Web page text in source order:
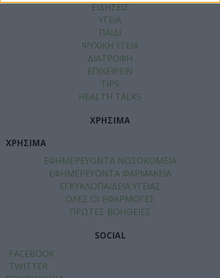
ΕΙΔΗΣΕΙΣ
ΥΓΕΙΑ
ΠΑΙΔΙ
ΨΥΧΙΚΗ ΥΓΕΙΑ
ΔΙΑΤΡΟΦΗ
ΕΠΙΧΕΙΡΕΙΝ
TIPS
HEALTH TALKS
ΧΡΗΣΙΜΑ
ΧΡΗΣΙΜΑ
ΕΦΗΜΕΡΕΥΟΝΤΑ ΝΟΣΟΚΟΜΕΙΑ
ΕΦΗΜΕΡΕΥΟΝΤΑ ΦΑΡΜΑΚΕΙΑ
ΕΓΚΥΚΛΟΠΑΙΔΕΙΑ ΥΓΕΙΑΣ
ΟΛΕΣ ΟΙ ΕΦΑΡΜΟΓΕΣ
ΠΡΩΤΕΣ ΒΟΗΘΕΙΕΣ
SOCIAL
FACEBOOK
TWITTER